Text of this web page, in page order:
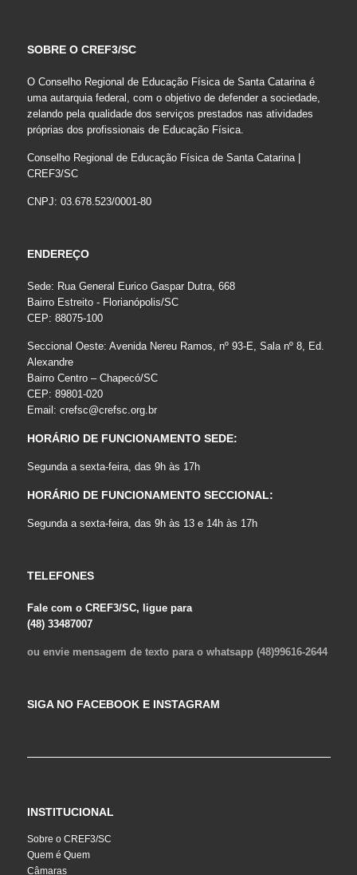
SOBRE O CREF3/SC
O Conselho Regional de Educação Física de Santa Catarina é
uma autarquia federal, com o objetivo de defender a sociedade,
zelando pela qualidade dos serviços prestados nas atividades
próprias dos profissionais de Educação Física.
Conselho Regional de Educação Física de Santa Catarina |
CREF3/SC
CNPJ: 03.678.523/0001-80
ENDEREÇO
Sede: Rua General Eurico Gaspar Dutra, 668
Bairro Estreito - Florianópolis/SC
CEP: 88075-100
Seccional Oeste: Avenida Nereu Ramos, nº 93-E, Sala nº 8, Ed.
Alexandre
Bairro Centro – Chapecó/SC
CEP: 89801-020
Email: crefsc@crefsc.org.br
HORÁRIO DE FUNCIONAMENTO SEDE:
Segunda a sexta-feira, das 9h às 17h
HORÁRIO DE FUNCIONAMENTO SECCIONAL:
Segunda a sexta-feira, das 9h às 13 e 14h às 17h
TELEFONES
Fale com o CREF3/SC, ligue para
(48) 33487007
ou envie mensagem de texto para o whatsapp (48)99616-2644
SIGA NO FACEBOOK E INSTAGRAM
INSTITUCIONAL
Sobre o CREF3/SC
Quem é Quem
Câmaras